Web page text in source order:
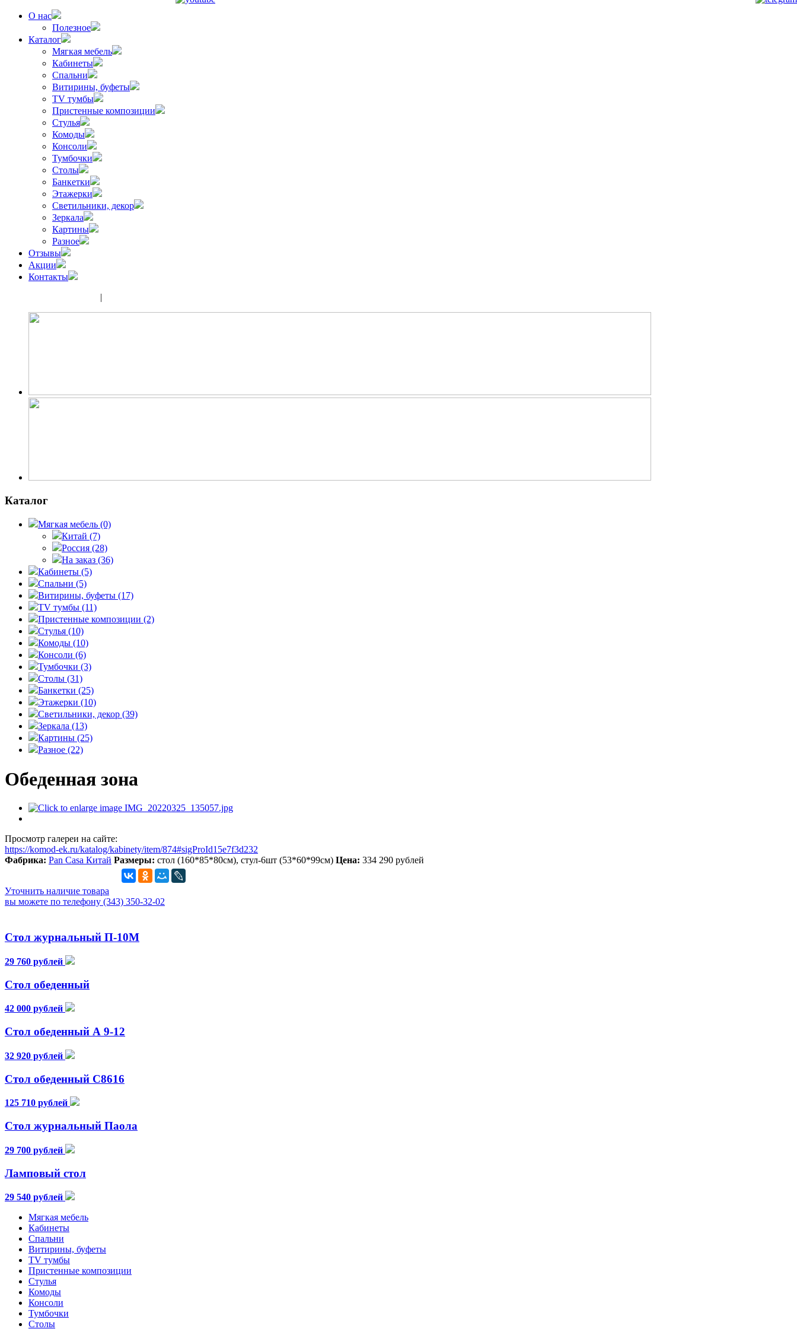
О нас
Полезное
Каталог
Мягкая мебель
Кабинеты
Спальни
Витирины, буфеты
TV тумбы
Пристенные композиции
Стулья
Комоды
Консоли
Тумбочки
Столы
Банкетки
Этажерки
Светильники, декор
Зеркала
Картины
Разное
Отзывы
Акции
Контакты
|
Каталог
Мягкая мебель (0)
Китай (7)
Россия (28)
На заказ (36)
Кабинеты (5)
Спальни (5)
Витирины, буфеты (17)
TV тумбы (11)
Пристенные композиции (2)
Стулья (10)
Комоды (10)
Консоли (6)
Тумбочки (3)
Столы (31)
Банкетки (25)
Этажерки (10)
Светильники, декор (39)
Зеркала (13)
Картины (25)
Разное (22)
Обеденная зона
Просмотр галереи на сайте:
https://komod-ek.ru/katalog/kabinety/item/874#sigProId15e7f3d232
Фабрика: Pan Casa Китай Размеры: стол (160*85*80см), стул-6шт (53*60*99см) Цена: 334 290 рублей
Уточнить наличие товара
вы можете по телефону (343) 350-32-02
Стол журнальный П-10М
29 760 рублей
Стол обеденный
42 000 рублей
Стол обеденный А 9-12
32 920 рублей
Стол обеденный С8616
125 710 рублей
Стол журнальный Паола
29 700 рублей
Ламповый стол
29 540 рублей
Мягкая мебель
Кабинеты
Спальни
Витирины, буфеты
TV тумбы
Пристенные композиции
Стулья
Комоды
Консоли
Тумбочки
Столы